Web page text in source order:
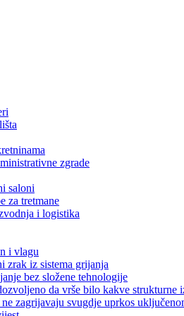
zgrade
saloni
za tretmane
i logistika
i vlagu
zrak iz sistema grijanja
bez složene tehnologije
da vrše bilo kakve strukturne
ne zagrijavaju svugdje uprkos